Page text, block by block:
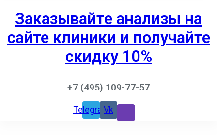
Заказывайте анализы на
сайте клиники и получайте
скидку 10%
+7 (495) 109-77-57
TelegramVk